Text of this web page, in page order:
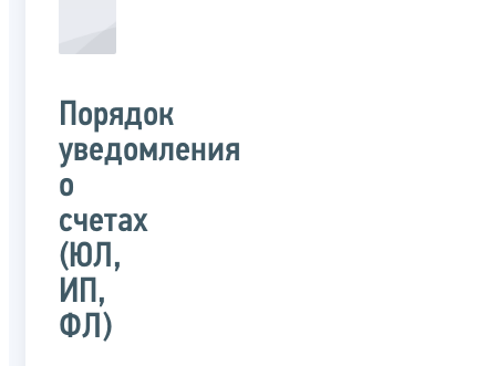
Порядок
уведомления
о
счетах
(ЮЛ,
ИП,
ФЛ)